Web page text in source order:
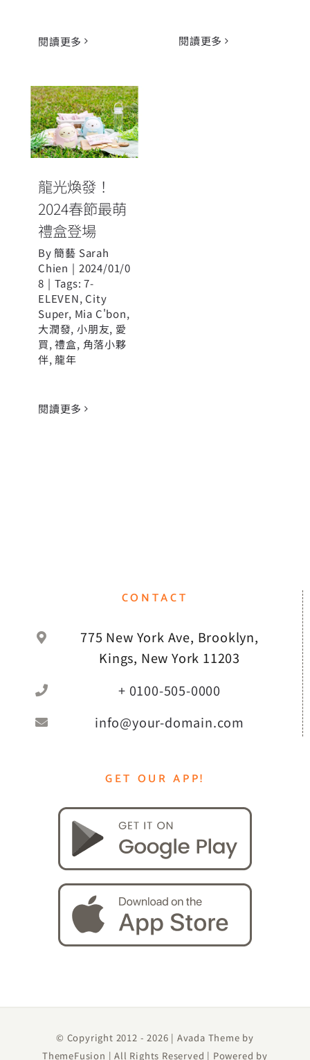
閱讀更多 閱讀更多
龍光煥發！
2024春節最萌
禮盒登場
龍光煥發！
2024春節最萌
禮盒登場
By簡藝 Sarah
Chien | 2024/01/0
8 | Tags:7-
ELEVEN, City
Super, Mia C'bon,
大潤發,小朋友, 愛
買,禮盒, 角落小夥
伴,龍年
閱讀更多
CONTACT
775 New York Ave, Brooklyn,
Kings, New York 11203
+ 0100-505-0000
info@your-domain.com
GET OUR APP!
© Copyright 2012 -2026 | Avada Theme by
ThemeFusion | All Rights Reserved | Powered by